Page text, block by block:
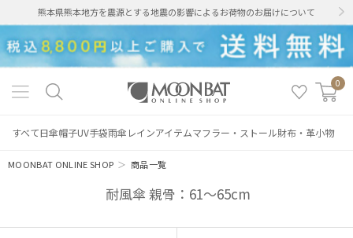
熊本県熊本地方を震源とする地震の影響によるお荷物のお届けについて
0
すべて日傘帽子UV手袋雨傘 レインアイテムマフラー・ストール財布・革小物
MOONBAT ONLINE SHOP ＞商品一覧
耐風傘 親骨：61～65cm